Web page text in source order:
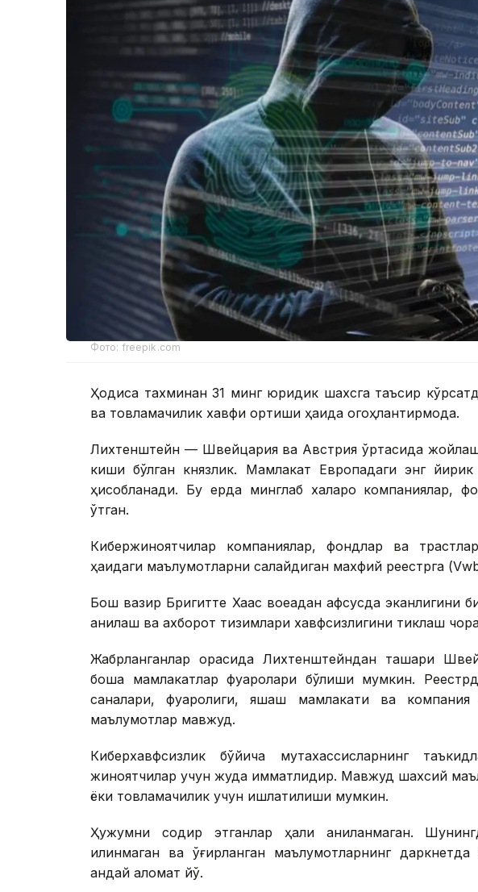
Фото: freepik.com
Ҳодиса тахминан 31 минг юридик шахсга таъсир
ва товламачилик хавфи ортиши ҳақида огоҳлантирмоқда.
Лихтенштейн — Швейцария ва Австрия ўртасида
киши бўлган князлик. Мамлакат Европадаги энг
ҳисобланади. Бу ерда минглаб халқаро компаниялар,
ўтган.
Кибержиноятчилар компаниялар, фондлар ва
ҳақидаги маълумотларни сақлайдиган махфий реестрга
Бош вазир Бригитте Хаас воқеадан афсусда эканлигини
аниқлаш ва ахборот тизимлари хавфсизлигини тиклаш
Жабрланганлар орасида Лихтенштейндан ташқари
бошқа мамлакатлар фуқаролари бўлиши мумкин.
саналари, фуқаролиги, яшаш мамлакати ва
маълумотлар мавжуд.
Киберхавфсизлик бўйича мутахассисларнинг
жиноятчилар учун жуда қимматлидир. Мавжуд шахсий
ёки товламачилик учун ишлатилиши мумкин.
Ҳужумни содир этганлар ҳали аниқланмаган.
қилинмаган ва ўғирланган маълумотларнинг даркнетда
қандай аломат йўқ.